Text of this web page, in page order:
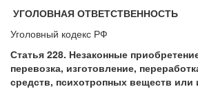
УГОЛОВНАЯ ОТВЕТСТВЕННОСТЬ
Уголовный кодекс РФ
Статья 228. Незаконные
перевозка, изготовление,
средств, психотропных веществ или